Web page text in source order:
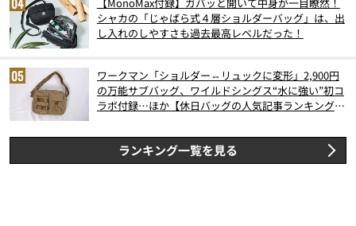
【MonoMax付録】ガバッと開いて中身が一目瞭然！
シャカの「じゃばら式４層ショルダーバッグ」は、出
し入れのしやすさも過去最高レベルだった！
ワークマン「ショルダー⇔リュックに変形」2,900円
の万能サブバッグ、ワイルドシングス“水に強い”初コ
ラボ付録…ほか【休日バッグの人気記事ランキングベ
ランキング一覧を見る